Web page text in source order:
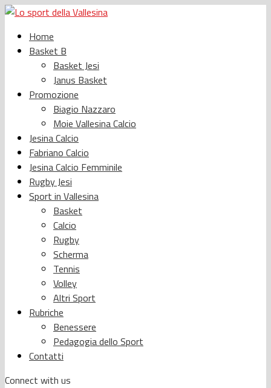
Home
Basket B
Basket Jesi
Janus Basket
Promozione
Biagio Nazzaro
Moie Vallesina Calcio
Jesina Calcio
Fabriano Calcio
Jesina Calcio Femminile
Rugby Jesi
Sport in Vallesina
Basket
Calcio
Rugby
Scherma
Tennis
Volley
Altri Sport
Rubriche
Benessere
Pedagogia dello Sport
Contatti
Connect with us